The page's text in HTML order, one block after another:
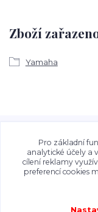
Zboží
Yamaha
obsah zveřejněný
použití bez
je zakázáno.
Pro základní
analytické účely a
cílení reklamy
preferencí cookies